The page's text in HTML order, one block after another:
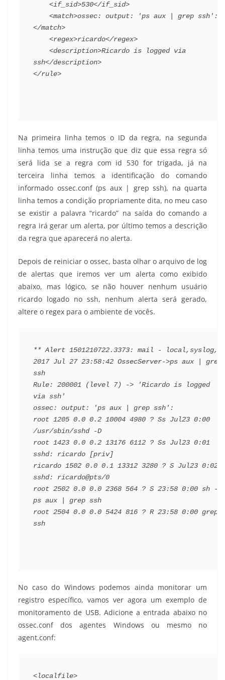
<if_sid>530</if_sid>
<match>
</match>
<regex>ricardo</regex>
<description>Ricardo is logged via
ssh</description>
</rule>
Na primeira linha temos o ID da regra, na segunda
linha temos uma instrução que diz que essa regra só
será lida se a regra com id 530 for trigada, já na
terceira linha temos a identificação do comando
informado ossec.conf (ps aux | grep ssh), na quarta
linha temos a condição propriamente dita, no meu caso
se existir a palavra “ricardo” na saída do comando a
regra irá gerar um alerta, por último temos a descrição
da regra que aparecerá no alerta.
Depois de reiniciar o ossec, basta olhar o arquivo de log
de alertas que iremos ver um alerta como exibido
abaixo, mas lógico, se não houver nenhum usuário
ricardo logado no ssh, nenhum alerta será gerado,
altere o regex para o ambiente de vocês.
** Alert 1501210722.3373: mail - local,syslog,
2017 Jul 27 23:58:42 OssecServer->ps aux | grep
ssh
Rule: 200001 (level 7) -> 'Ricardo is logged
via ssh'
ossec: output: 'ps aux | grep ssh':
root 1205 0.0 0.2 10004 4980 ? Ss Jul23 0:00
/usr/sbin/sshd -D
root 1423 0.0 0.2 13176 6112 ? Ss Jul23 0:01
sshd: ricardo [priv]
ricardo 1502 0.0 0.1 13312 3280 ? S Jul23 0:02
sshd: ricardo@pts/0
root 2502 0.0 0.0 2368 564 ? S 23:58 0:00 sh -c
ps aux | grep ssh
root 2504 0.0 0.0 5424 816 ? R 23:58 0:00 grep
ssh
No caso do Windows podemos ainda monitorar um
registro específico, vamos ver agora um exemplo de
monitoramento de USB. Adicione a entrada abaixo no
ossec.conf dos agentes Windows ou mesmo no
agent.conf:
<localfile>